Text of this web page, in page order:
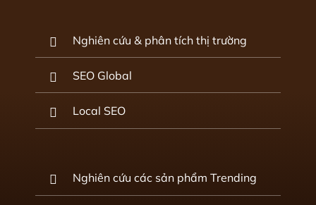
Nghiên cứu & phân tích thị trường
SEO Global
Local SEO
Nghiên cứu các sản phẩm Trending